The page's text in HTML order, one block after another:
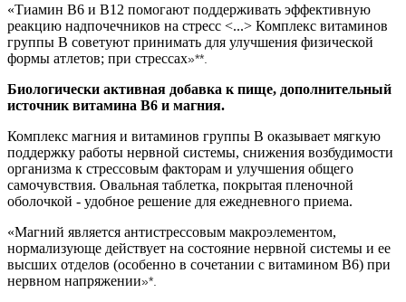
«Тиамин В6 и В12 помогают поддерживать эффективную
реакцию надпочечников на стресс <...> Комплекс витаминов
группы В советуют принимать для улучшения физической
формы атлетов; при стрессах»**.
Биологически активная добавка к пище, дополнительный
источник витамина В6 и магния.
Комплекс магния и витаминов группы В оказывает мягкую
поддержку работы нервной системы, снижения возбудимости
организма к стрессовым факторам и улучшения общего
самочувствия. Овальная таблетка, покрытая пленочной
оболочкой - удобное решение для ежедневного приема.
«Магний является антистрессовым макроэлементом,
нормализующе действует на состояние нервной системы и ее
высших отделов (особенно в сочетании с витамином В6) при
нервном напряжении»*.